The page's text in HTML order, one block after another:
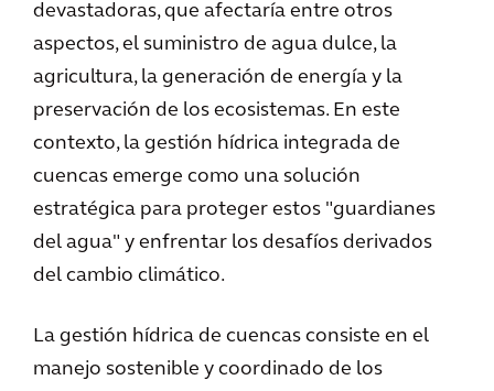
devastadoras, que afectaría entre otros
aspectos, el suministro de agua dulce, la
agricultura, la generación de energía y la
preservación de los ecosistemas. En este
contexto, la gestión hídrica integrada de
cuencas emerge como una solución
estratégica para proteger estos "guardianes
del agua" y enfrentar los desafíos derivados
del cambio climático.
La gestión hídrica de cuencas consiste en el
manejo sostenible y coordinado de los